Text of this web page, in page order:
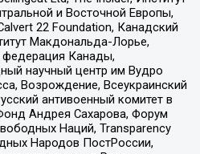
и Восточной Европы,
22 Foundation, Канадский
Макдональда-Лорье,
федерация Канады,
научный центр им Вудро
Возрождение, Всеукраинский
антивоенный комитет в
Андрея Сахарова, Форум
Наций, Transparеncy
Народов ПостРоссии,